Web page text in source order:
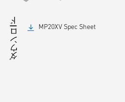
ダウンロード MP20XV Spec Sheet